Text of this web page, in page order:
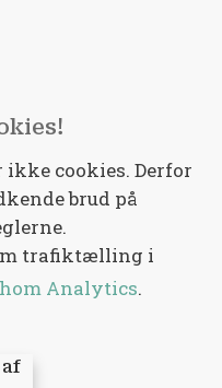
ikke cookies. Derfor
brud på
trafiktælling i
Analytics.